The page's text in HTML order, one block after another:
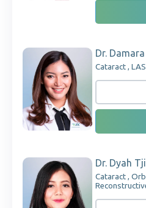
Dr.
Cataract ,
Dr. Dyah
Cataract ,